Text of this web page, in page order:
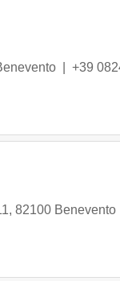
+39
, 82100 Benevento